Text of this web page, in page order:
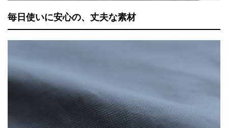
毎日使いに安心の、丈夫な素材